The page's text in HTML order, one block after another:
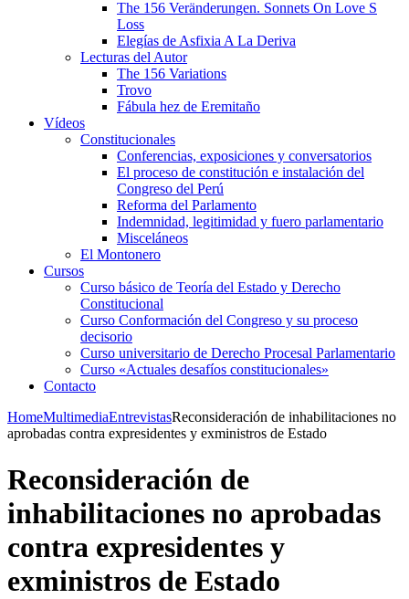
The 156 Veränderungen. Sonnets On Love S
Loss
Elegías de Asfixia A La Deriva
Lecturas del Autor
The 156 Variations
Trovo
Fábula hez de Eremitaño
Vídeos
Constitucionales
Conferencias, exposiciones y conversatorios
El proceso de constitución e instalación del
Congreso del Perú
Reforma del Parlamento
Indemnidad, legitimidad y fuero parlamentario
Misceláneos
El Montonero
Cursos
Curso básico de Teoría del Estado y Derecho
Constitucional
Curso Conformación del Congreso y su proceso
decisorio
Curso universitario de Derecho Procesal Parlamentario
Curso «Actuales desafíos constitucionales»
Contacto
HomeMultimediaEntrevistasReconsideración de inhabilitaciones no
aprobadas contra expresidentes y exministros de Estado
Reconsideración de
inhabilitaciones no aprobadas
contra expresidentes y
exministros de Estado